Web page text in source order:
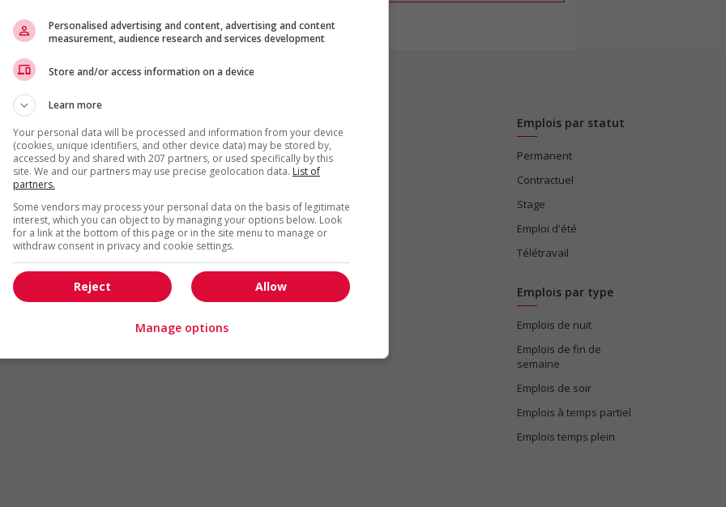
Arts et métiers de la mode Automobile et transport
Cadres supérieurs
Commerce / Offres de services
Comptabilité / Assurance
Construction / Manutention
Droit
Ingénierie / Sciences
Marketing / Communication
Ressources humaines
Tourisme / Hôtellerie
Santé
Emplois par statut
Permanent
Contractuel
Stage
Emploi d'été
Télétravail
Emplois par type
Emplois de nuit
Emplois de fin de
semaine
Emplois de soir
Emplois à temps partiel
Emplois temps plein
Personalised advertising and content, advertising and content
measurement, audience research and services development
Store and/or access information on a device
Learn more
Your personal data will be processed and information from your device
(cookies, unique identifiers, and other device data) may be stored by,
accessed by and shared with 207 partners, or used specifically by this
site. We and our partners may use precise geolocation data. List of
partners.
Some vendors may process your personal data on the basis of legitimate
interest, which you can object to by managing your options below. Look
for a link at the bottom of this page or in the site menu to manage or
withdraw consent in privacy and cookie settings.
Allow
Reject
Manage options